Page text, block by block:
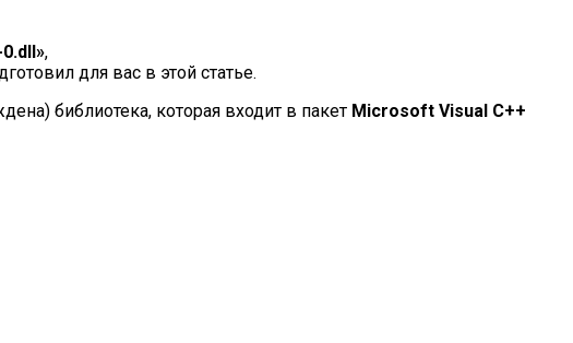
,
для вас в этой статье.
библиотека, которая входит в пакет Microsoft Visual C++